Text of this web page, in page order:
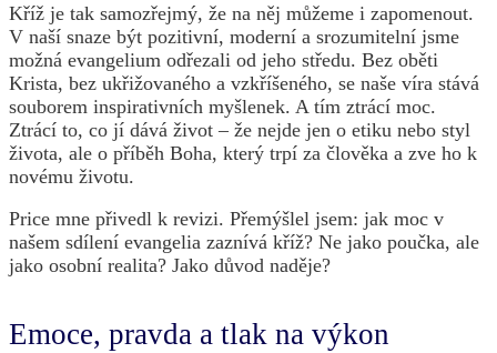
Kříž je tak samozřejmý, že na něj můžeme i zapomenout.
V naší snaze být pozitivní, moderní a srozumitelní jsme
možná evangelium odřezali od jeho středu. Bez oběti
Krista, bez ukřižovaného a vzkříšeného, se naše víra stává
souborem inspirativních myšlenek. A tím ztrácí moc.
Ztrácí to, co jí dává život – že nejde jen o etiku nebo styl
života, ale o příběh Boha, který trpí za člověka a zve ho k
novému životu.
Price mne přivedl k revizi. Přemýšlel jsem: jak moc v
našem sdílení evangelia zaznívá kříž? Ne jako poučka, ale
jako osobní realita? Jako důvod naděje?
Emoce, pravda a tlak na výkon